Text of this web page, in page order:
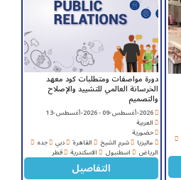
دورة مواصفات ومتطلبات كود معهد
الخرسانة العالمي للتشييد والإصلاح
والتصميم
2026-أغسطس-09 - 2026-أغسطس-13
العربية
حضورية
ماليزيا شرم الشيخ القاهرة دبي جده
الرياض اسطنبول الاسكندرية قطر
التفاصيل